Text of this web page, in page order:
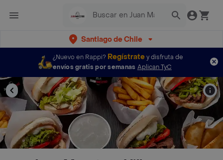
Santiago de Chile
¿Nuevo en Rappi? Regístratey disfruta de
envíos gratis por semanas Aplican TyC